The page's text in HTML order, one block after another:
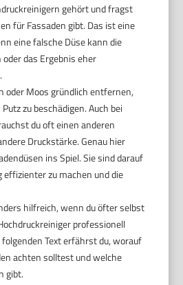
gehört und fragst
für Fassaden gibt. Das ist eine
eine falsche Düse kann die
das Ergebnis eher
oder Moos gründlich entfernen,
zu beschädigen. Auch bei
du oft einen anderen
Druckstärke. Genau hier
ins Spiel. Sie sind darauf
effizienter zu machen und die
hilfreich, wenn du öfter selbst
professionell
Text erfährst du, worauf
achten solltest und welche
gibt.